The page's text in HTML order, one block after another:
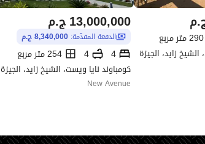
290 متر مربع
زايد، الجيزة
ج.م13,000,000
الدفعة المقدّمة:8,340,000 ج.م
4
4
254 متر مربع
كومباوند نايا ويست، الشيخ زايد، الجيزة
New Avenue